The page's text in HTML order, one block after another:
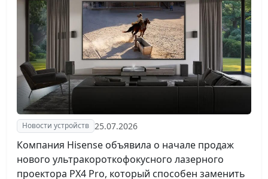
Новости устройств 25.07.2026
Компания Hisense объявила о начале продаж
нового ультракороткофокусного лазерного
проектора PX4 Pro, который способен заменить